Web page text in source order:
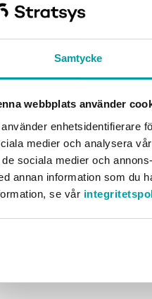
Samtycke
webbplats använder
enhetsidentifierare
medier och analysera
de sociala medier och
annan information som du
se vår
into one platform
beyond box-ticking by
strategy into action.